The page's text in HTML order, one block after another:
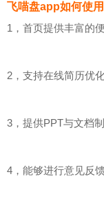
飞喵盘app如何使用
1，首页提供丰富的
2，支持在线简历优
3，提供PPT与文档
4，能够进行意见反